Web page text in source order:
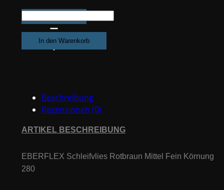
2x
Schleifvlies-
Rolle
Mittel
Menge
In den Warenkorb
Beschreibung
Rezensionen (0)
ARTIKEL BESCHREIBUNG
EBERFLEX Schleifvlies Rotbraun Mittel Fein Körnung
280